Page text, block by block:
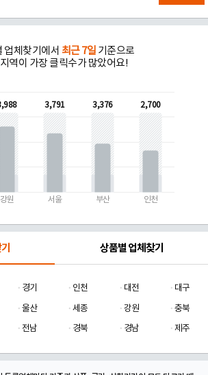
업체찾기에서 최근 7일 기준으로
지역이 가장 클릭수가 많았어요!
강원
3,791
서울
3,376
부산
2,700
인천
상품별 업체찾기
경기 인천 대전
대구
울산 세종 강원
충북
전남 경북 경남 제주